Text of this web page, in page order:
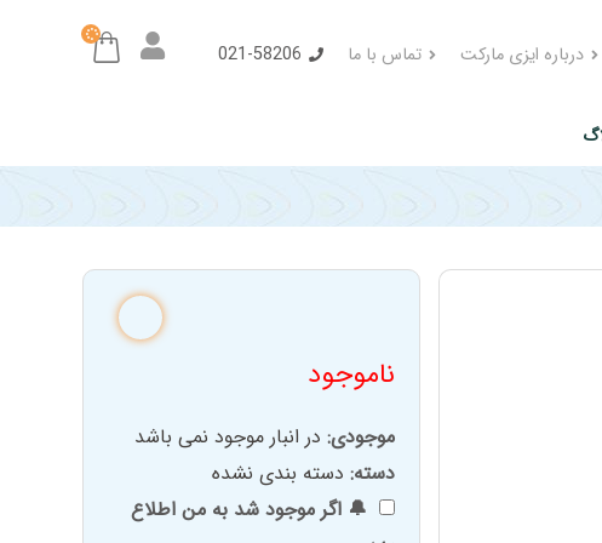
درباره ایزی مارکت تماس با ما 021-58206
ناموجود
موجودی: در انبار موجود نمی باشد
دسته: دسته بندی نشده
🔔 اگر موجود شد به من اطلاع